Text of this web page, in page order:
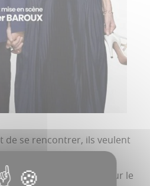
de se rencontrer, ils veulent
à fond, sans limites.
leur amour pour le